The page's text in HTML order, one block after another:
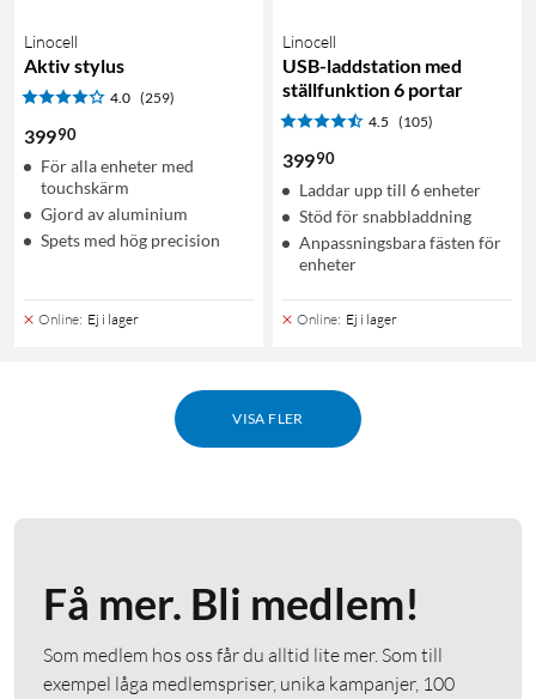
Linocell
Aktiv stylus
4.0 (259)
39990
För alla enheter med
touchskärm
Gjord av aluminium
Spets med hög precision
Online: Ej i lager
Linocell
USB-laddstation med
ställfunktion 6 portar
4.5 (105)
39990
Laddar upp till 6 enheter
Stöd för snabbladdning
Anpassningsbara fästen för
enheter
Online: Ej i lager
VISA FLER
Få mer. Bli medlem!
Som medlem hos oss får du alltid lite mer. Som till
exempel låga medlemspriser, unika kampanjer, 100